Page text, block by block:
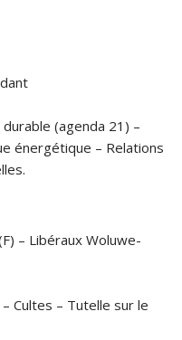
(agenda 21) –
énergétique – Relations
– Libéraux Woluwe-
Cultes – Tutelle sur le